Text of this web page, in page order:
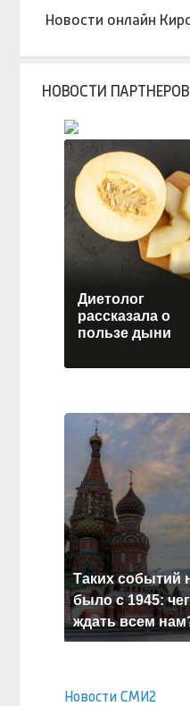
Новости онлайн
НОВОСТИ ПАРТНЕРОВ
Диетолог
рассказала о
пользе дыни
Таких событий
было с 1945:
ждать всем
Новости СМИ2